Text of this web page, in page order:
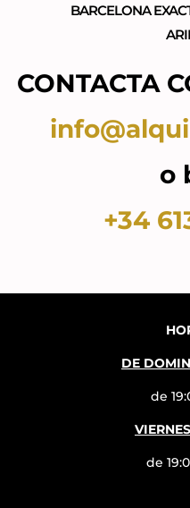
BARCELONA
CONTACTA
o
+34
DE
de
de